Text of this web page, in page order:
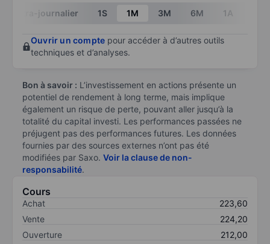
End of interactive chart.
Intra-journalier 1S 1M 3M 6M 1A
Ouvrir un compte pour accéder à d’autres outils
techniques et d’analyses.
Bon à savoir : L’investissement en actions présente un
potentiel de rendement à long terme, mais implique
également un risque de perte, pouvant aller jusqu’à la
totalité du capital investi. Les performances passées ne
préjugent pas des performances futures. Les données
fournies par des sources externes n’ont pas été
modifiées par Saxo. Voir la clause de non-
responsabilité.
Cours
Achat
223,60
Vente
224,20
Ouverture
212,00